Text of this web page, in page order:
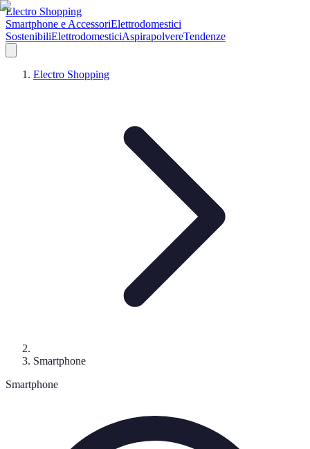
Electro Shopping
Smartphone e AccessoriElettrodomestici
SostenibiliElettrodomesticiAspirapolvereTendenze
Electro Shopping
Smartphone
Smartphone